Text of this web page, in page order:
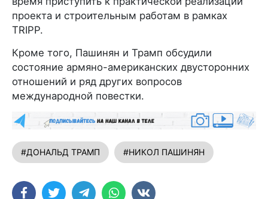
проекта и строительным работам в рамках
TRIPP.
Кроме того, Пашинян и Трамп обсудили
состояние армяно-американских двусторонних
отношений и ряд других вопросов
международной повестки.
#ДОНАЛЬД ТРАМП #НИКОЛ ПАШИНЯН